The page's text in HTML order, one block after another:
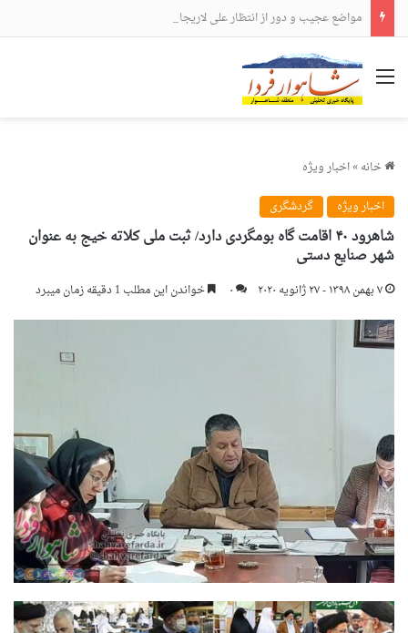
مواضع عجیب و دور از انتظار علی لاریجانی
منو
خانه»اخبار ویژه
اخبار ویژه
گردشگری
شاهرود ۴۰ اقامت گاه بومگردی دارد/ ثبت ملی کلاته خیج به عنوان
شهر صنایع دستی
۷ بهمن ۱۳۹۸ - ۲۷ ژانویه ۲۰۲۰ ۰ خواندن این مطلب 1 دقیقه زمان میبرد